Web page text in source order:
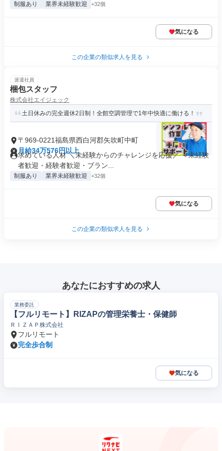
制服あり 業界未経験歓迎 +32個
気になる
この企業の類似求人を見る
派遣社員
梱包スタッフ
株式会社エイジェック
土日休みの完全週休2日制！全館空調管理で1年中快適に働ける！
〒969-0221福島県西白河郡矢吹町中町
月給34万576円以上
求めている人材 ＼未経験からのチャレンジを応援／ ＜未経験
者歓迎・経験者歓迎・ブラン...
制服あり 業界未経験歓迎 +32個
気になる
この企業の類似求人を見る
あなたにおすすめの求人
業務委託
【フルリモート】RIZAPの管理栄養士・保健師
ＲＩＺＡＰ株式会社
フルリモート
完全歩合制
気になる